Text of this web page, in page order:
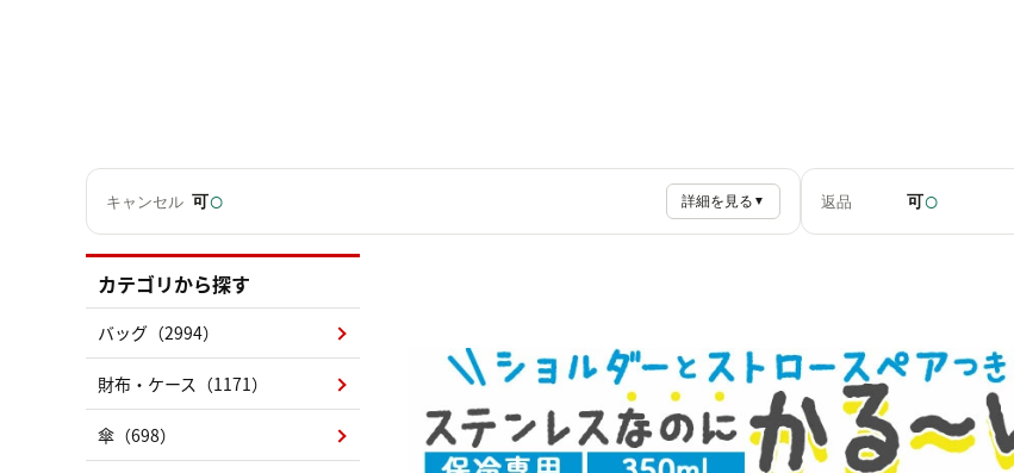
キャンセル 可○ 詳細を見る ▼ 返品 可○
カテゴリから探す
バッグ（2994）
財布・ケース（1171）
傘（698）